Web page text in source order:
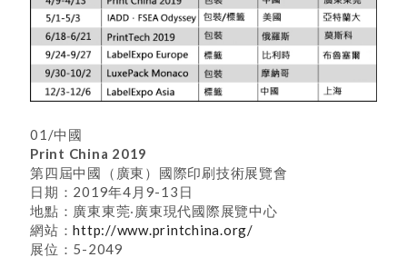
01/中國
Print China 2019
第四屆中國（廣東）國際印刷技術展覽會
日期：2019年4月9-13日
地點：廣東東莞‧廣東現代國際展覽中心
網站：http://www.printchina.org/
展位：5-2049